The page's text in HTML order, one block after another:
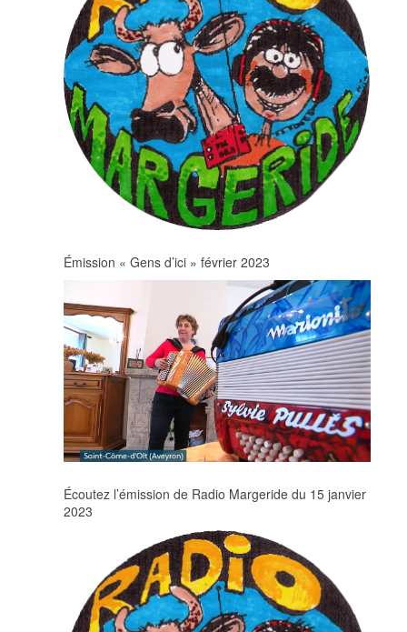
Émission « Gens d’ici » février 2023
Écoutez l’émission de Radio Margeride du 15 janvier
2023